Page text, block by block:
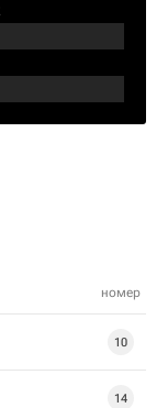
номер
10
14